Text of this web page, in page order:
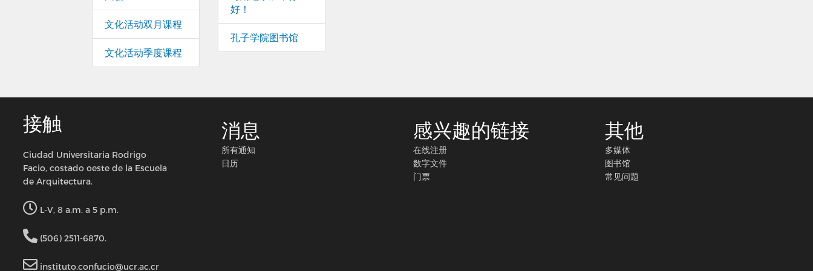
文化活动双月课程
文化活动季度课程
好！
孔子学院图书馆
接触
Ciudad Universitaria Rodrigo
Facio, costado oeste de la Escuela
de Arquitectura.
L-V, 8 a.m. a 5 p.m.
(506) 2511-6870.
instituto.confucio@ucr.ac.cr
消息
所有通知
日历
感兴趣的链接
在线注册
数字文件
门票
其他
多媒体
图书馆
常见问题